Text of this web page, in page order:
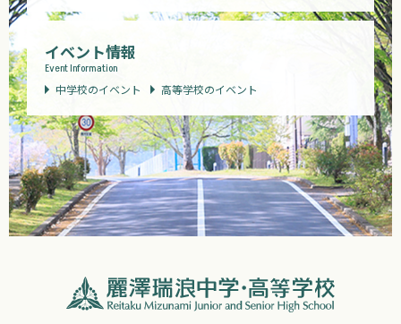
イベント情報
Event Information
中学校のイベント
高等学校のイベント